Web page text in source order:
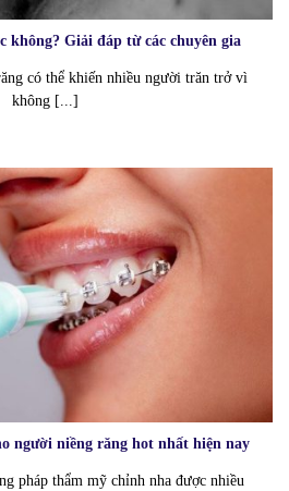
không? Giải đáp từ các chuyên gia
có thể khiến nhiều người trăn trở vì
không [...]
người niềng răng hot nhất hiện nay
pháp thẩm mỹ chỉnh nha được nhiều